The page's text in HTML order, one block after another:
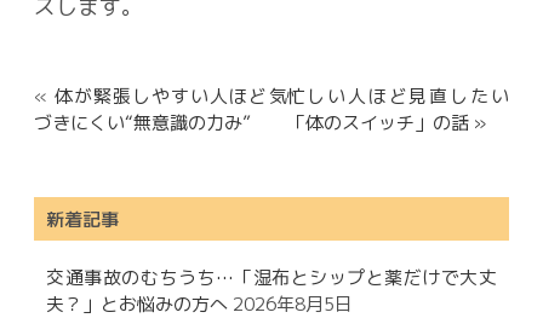
スします。
« 体が緊張しやすい人ほど気
づきにくい“無意識の力み”
忙しい人ほど見直したい
「体のスイッチ」の話 »
新着記事
交通事故のむちうち…「湿布とシップと薬だけで大丈
夫？」とお悩みの方へ 2026年8月5日